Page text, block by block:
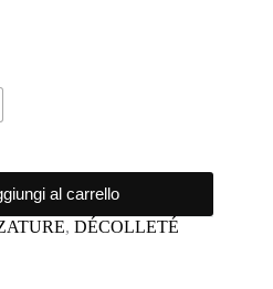
al carrello
, DÉCOLLETÉ